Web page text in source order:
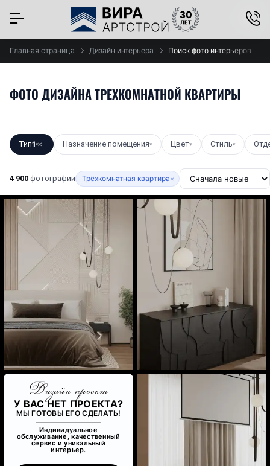
Главная страница Дизайн интерьера Поиск фото интерьеров
ФОТО ДИЗАЙНА ТРЕХКОМНАТНОЙ КВАРТИРЫ
Тип1▾✕ Назначение помещения▾ Цвет▾ Стиль▾
4 900 фотографий Трёхкомнатная квартира×
Дизайн-проект
У ВАС НЕТ ПРОЕКТА?
МЫ ГОТОВЫ ЕГО СДЕЛАТЬ!
Индивидуальное
обслуживание, качественный
сервис и уникальный
интерьер.
×